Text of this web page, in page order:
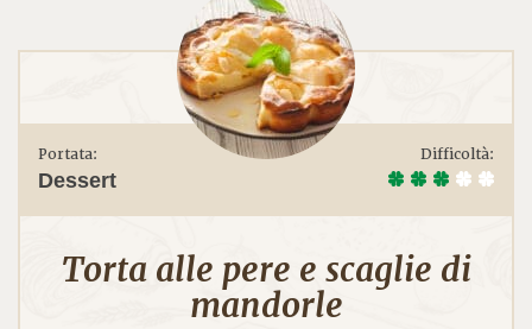
Portata:
Dessert
Difficoltà:
Torta alle pere e scaglie di
mandorle